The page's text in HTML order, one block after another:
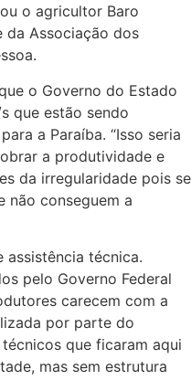
o agricultor Baro
da Associação dos
o Governo do Estado
que estão sendo
a Paraíba. “Isso seria
a produtividade e
da irregularidade pois se
não conseguem a
assistência técnica.
pelo Governo Federal
carecem com a
por parte do
que ficaram aqui
mas sem estrutura